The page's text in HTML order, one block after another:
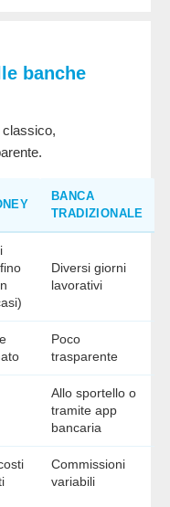
banche
classico,
BANCA
TRADIZIONALE
Diversi giorni
lavorativi
Poco
trasparente
Allo sportello o
tramite app
bancaria
Commissioni
variabili